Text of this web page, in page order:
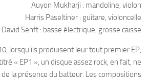
Auyon Mukharji : mandoline, violon
Harris Paseltiner : guitare, violoncelle
David Senft : basse électrique, grosse caisse
lorsqu’ils produisent leur tout premier EP,
« EP1 », un disque assez rock, en fait, ne
la présence du batteur. Les compositions